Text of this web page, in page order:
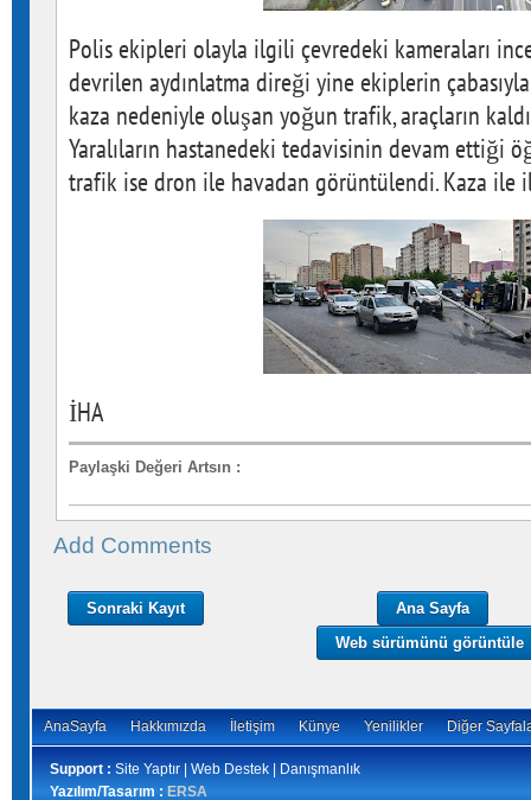
Polis ekipleri olayla ilgili çevredeki kameraları
devrilen aydınlatma direği yine ekiplerin
kaza nedeniyle oluşan yoğun trafik, araçların
Yaralıların hastanedeki tedavisinin devam ettiği
trafik ise dron ile havadan görüntülendi. Kaza ile
İHA
Paylaşki Değeri Artsın :
Add Comments
Sonraki Kayıt
Ana Sayfa
Web sürümünü görüntüle
AnaSayfa Hakkımızda İletişim Künye Yenilikler Diğer
Support : Site Yaptır | Web Destek | Danışmanlık
Yazılım/Tasarım : ERSA